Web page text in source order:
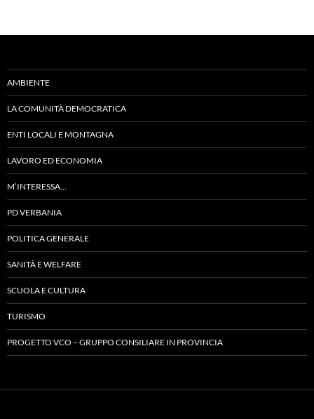
AMBIENTE
LA COMUNITÀ DEMOCRATICA
ENTI LOCALI E MONTAGNA
LAVORO ED ECONOMIA
M’INTERESSA…
PD VERBANIA
POLITICA GENERALE
SANITÀ E WELFARE
SCUOLA E CULTURA
TURISMO
PROGETTO VCO – GRUPPO CONSILIARE IN PROVINCIA